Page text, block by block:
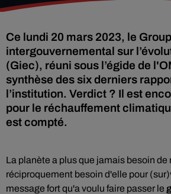
Ce lundi 20 mars 2023, le
intergouvernemental sur
(Giec), réuni sous l’égide de
synthèse des six derniers
l’institution. Verdict ? Il est
pour le réchauffement
est compté.
La planète a plus que jamais besoin de
réciproquement besoin d'elle pour
message fort qu'a voulu faire passer le